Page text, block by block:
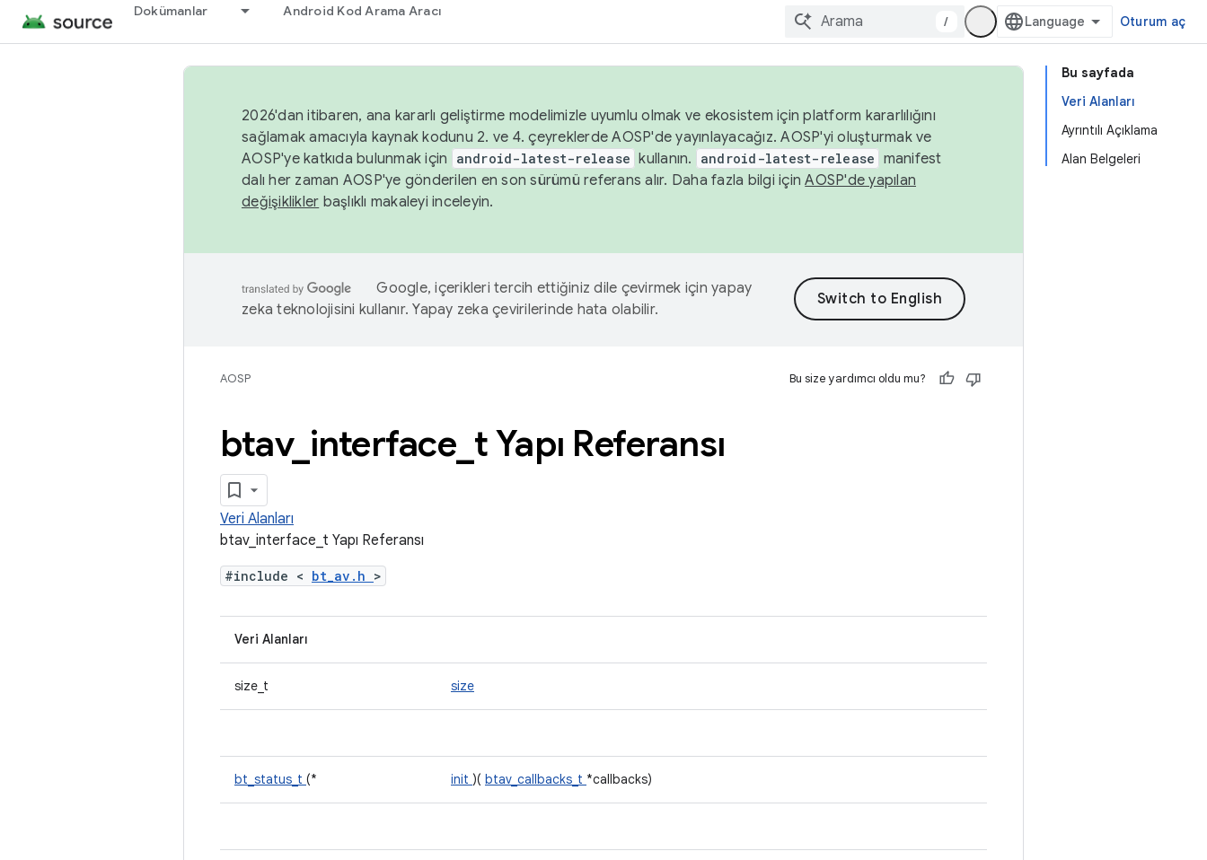
Dokümanlar Android Kod Arama Aracı
/ Oturum aç
Bu sayfada
Veri Alanları
Ayrıntılı Açıklama
Alan Belgeleri
2026'dan itibaren, ana kararlı geliştirme modelimizle uyumlu olmak ve ekosistem için platform kararlılığını
sağlamak amacıyla kaynak kodunu 2. ve 4. çeyreklerde AOSP'de yayınlayacağız. AOSP'yi oluşturmak ve
AOSP'ye katkıda bulunmak için
android-latest-release kullanın. android-latest-release manifest
dalı her zaman AOSP'ye gönderilen en son sürümü referans alır. Daha fazla bilgi içinAOSP'de yapılan
değişiklikler başlıklı makaleyi inceleyin.
Google, içerikleri tercih ettiğiniz dile çevirmek için yapay
zeka teknolojisini kullanır. Yapay zeka çevirilerinde hata olabilir.
AOSP Bu size yardımcı oldu mu?
btav_ interface t Yapı Referansı
Veri Alanları
btav_interface_t Yapı Referansı
#include < bt_av.h >
Veri Alanları
size_t size
bt_status_t (* init )( btav_callbacks_t *callbacks)